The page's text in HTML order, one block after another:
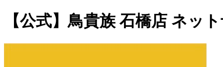
【公式】鳥貴族 石橋店 ネッ